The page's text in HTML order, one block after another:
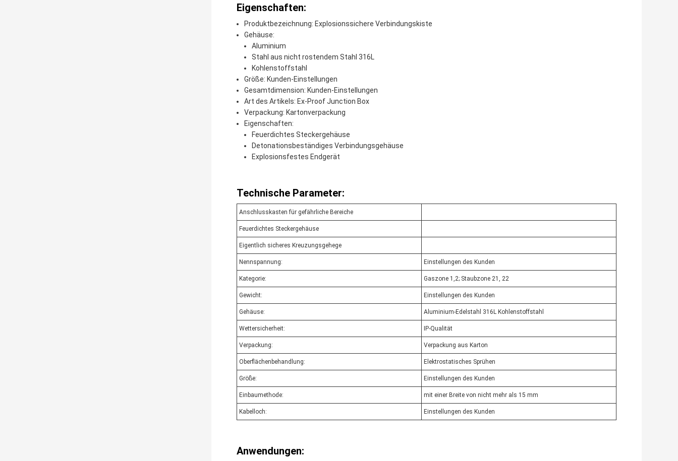
Eigenschaften:
Produktbezeichnung: Explosionssichere Verbindungskiste
Gehäuse:
Aluminium
Stahl aus nicht rostendem Stahl 316L
Kohlenstoffstahl
Größe: Kunden-Einstellungen
Gesamtdimension: Kunden-Einstellungen
Art des Artikels: Ex-Proof Junction Box
Verpackung: Kartonverpackung
Eigenschaften:
Feuerdichtes Steckergehäuse
Detonationsbeständiges Verbindungsgehäuse
Explosionsfestes Endgerät
Technische Parameter:
Anschlusskasten für gefährliche Bereiche
Feuerdichtes Steckergehäuse
Eigentlich sicheres Kreuzungsgehege
Nennspannung: Einstellungen des Kunden
Kategorie: Gaszone 1,2; Staubzone 21, 22
Gewicht: Einstellungen des Kunden
Gehäuse: Aluminium-Edelstahl 316L Kohlenstoffstahl
Wettersicherheit: IP-Qualität
Verpackung: Verpackung aus Karton
Oberflächenbehandlung: Elektrostatisches Sprühen
Größe: Einstellungen des Kunden
Einbaumethode: mit einer Breite von nicht mehr als 15 mm
Kabelloch: Einstellungen des Kunden
Anwendungen: